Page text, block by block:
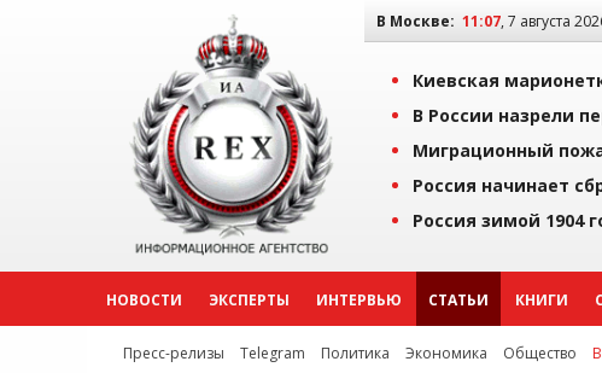
В Москве: 11:07, 7 августа
Киевская
В России назрели
Миграционный
Россия начинает
Россия зимой 1904
НОВОСТИ ЭКСПЕРТЫ ИНТЕРВЬЮ СТАТЬИ КНИГИ
Пресс-релизы Telegram Политика Экономика Общество